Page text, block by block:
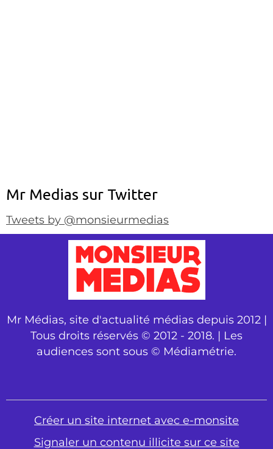
Mr Medias sur Twitter
Tweets by @monsieurmedias
Mr Médias, site d'actualité médias depuis 2012 |
Tous droits réservés © 2012 - 2018. | Les
audiences sont sous © Médiamétrie.
Créer un site internet avec e-monsite
Signaler un contenu illicite sur ce site